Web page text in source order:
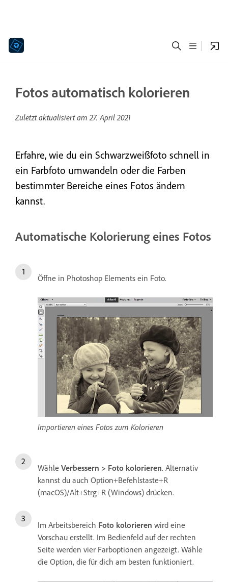
Fotos automatisch kolorieren
Zuletzt aktualisiert am27. April 2021
Erfahre, wie du ein Schwarzweißfoto schnell in
ein Farbfoto umwandeln oder die Farben
bestimmter Bereiche eines Fotos ändern
kannst.
Automatische Kolorierung eines Fotos
Öffne in Photoshop Elements ein Foto.
Importieren eines Fotos zum Kolorieren
Wähle Verbessern > Foto kolorieren. Alternativ
kannst du auch Option+Befehlstaste+R
(macOS)/Alt+Strg+R (Windows) drücken.
Im Arbeitsbereich Foto kolorieren wird eine
Vorschau erstellt. Im Bedienfeld auf der rechten
Seite werden vier Farboptionen angezeigt. Wähle
die Option, die für dich am besten funktioniert.